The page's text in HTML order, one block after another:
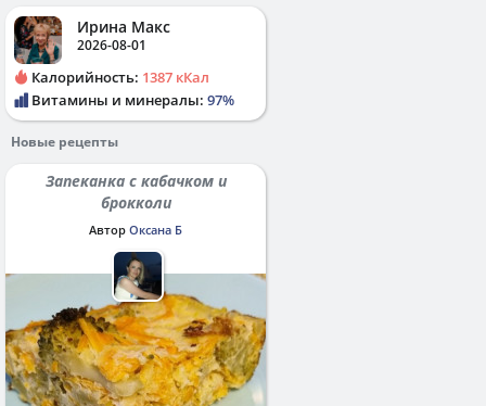
Ирина Макс
2026-08-01
Калорийность: 1387 кКал
Витамины и минералы: 97%
Новые рецепты
Запеканка с кабачком и
брокколи
Автор Оксана Б